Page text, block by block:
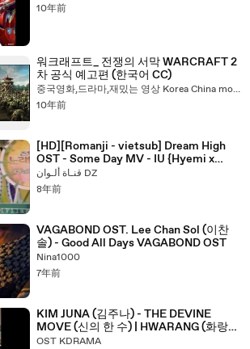
10年前
워크래프트_ 전쟁의 서막 WARCRAFT 2
차 공식 예고편 (한국어 CC)
중국영화,드라마,재밌는 영상 Korea China movie drama 韩流快递
10年前
[HD][Romanji - vietsub] Dream High
OST - Some Day MV - IU {Hyemi x
Samdong}قنـاة ألـوان DZ
8年前
VAGABOND OST. Lee Chan Sol (이찬
솔) - Good All Days VAGABOND OST
Nina1000
7年前
KIM JUNA (김주나) - THE DEVINE
MOVE (신의 한 수) | HWARANG (화랑)
OST PART 6 | ACOUSTIC VERSION
OST KDRAMA